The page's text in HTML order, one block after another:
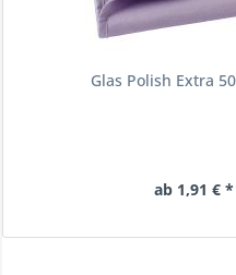
Glas Polish Extra
ab 1,91 € *